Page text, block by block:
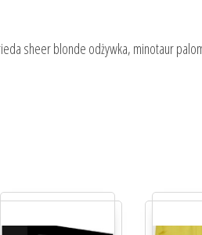
sheer blonde odżywka, minotaur